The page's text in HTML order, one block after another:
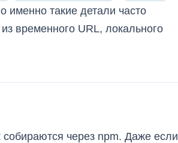
именно такие детали часто
временного URL, локального
через npm. Даже если